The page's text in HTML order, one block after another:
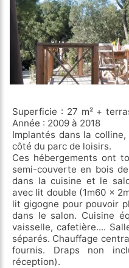
Superficie : 27 m² +
Année : 2009 à 2018
Implantés dans la
côté du parc de loisirs.
Ces hébergements ont
semi-couverte en bois
dans la cuisine et le
avec lit double (1m60 x
lit gigogne pour pouvoir
dans le salon. Cuisine
vaisselle, cafetière....
séparés. Chauffage
fournis. Draps non
réception).